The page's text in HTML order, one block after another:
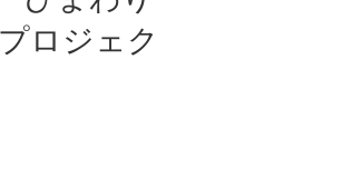
ロジェク